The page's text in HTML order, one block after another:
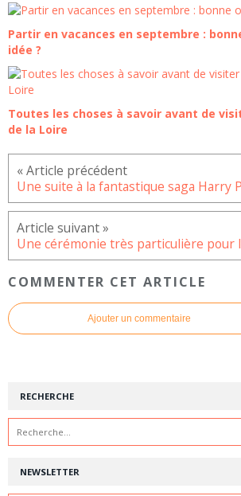
Partir en vacances en septembre :
idée ?
Toutes les choses à savoir avant de
de la Loire
Une cérémonie très particulière pour
COMMENTER CET ARTICLE
Ajouter un commentaire
NEWSLETTER
RECHERCHE